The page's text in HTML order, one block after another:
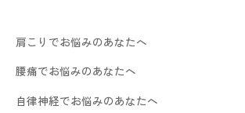
肩こりでお悩みのあなたへ
腰痛でお悩みのあなたへ
自律神経でお悩みのあなたへ